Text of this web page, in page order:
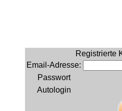
Registrierte
Email-Adresse:
Passwort
Autologin